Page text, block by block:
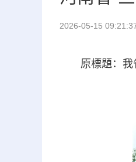
2026-05-15
原標題：我省